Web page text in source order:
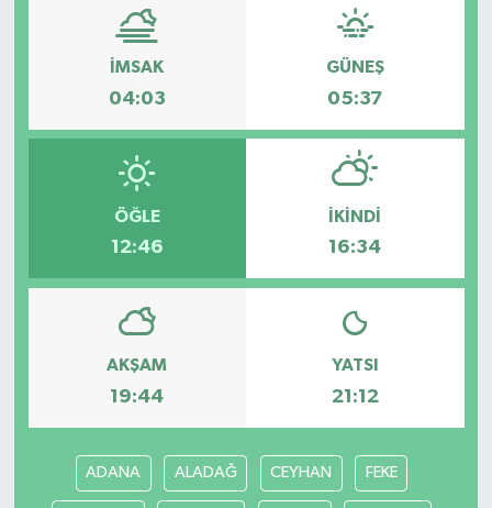
İMSAK
04:03
GÜNEŞ
05:37
ÖĞLE
12:46
İKINDI
16:34
AKŞAM
19:44
YATSI
21:12
ADANA ALADAĞ CEYHAN FEKE